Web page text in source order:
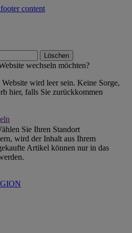
content
Löschen
wechseln möchten?
wird leer sein. Keine Sorge,
hier, falls Sie zurückkommen
Sie Ihren Standort
wird der Inhalt aus Ihrem
Artikel können nur in das